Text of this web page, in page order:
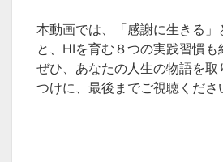
本動画では、「感謝に生きる」
と、HIを育む８つの実践習慣も
ぜひ、あなたの人生の物語を取
つけに、最後までご視聴くださ